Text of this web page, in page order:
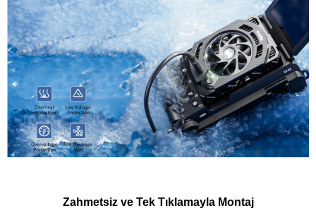
Zahmetsiz ve Tek Tıklamayla Montaj